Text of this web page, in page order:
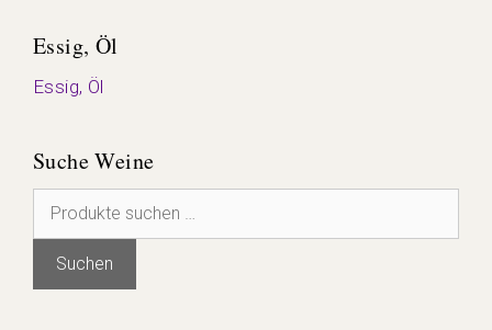
Essig, Öl
Essig, Öl
Suche Weine
Suchen
Suchen